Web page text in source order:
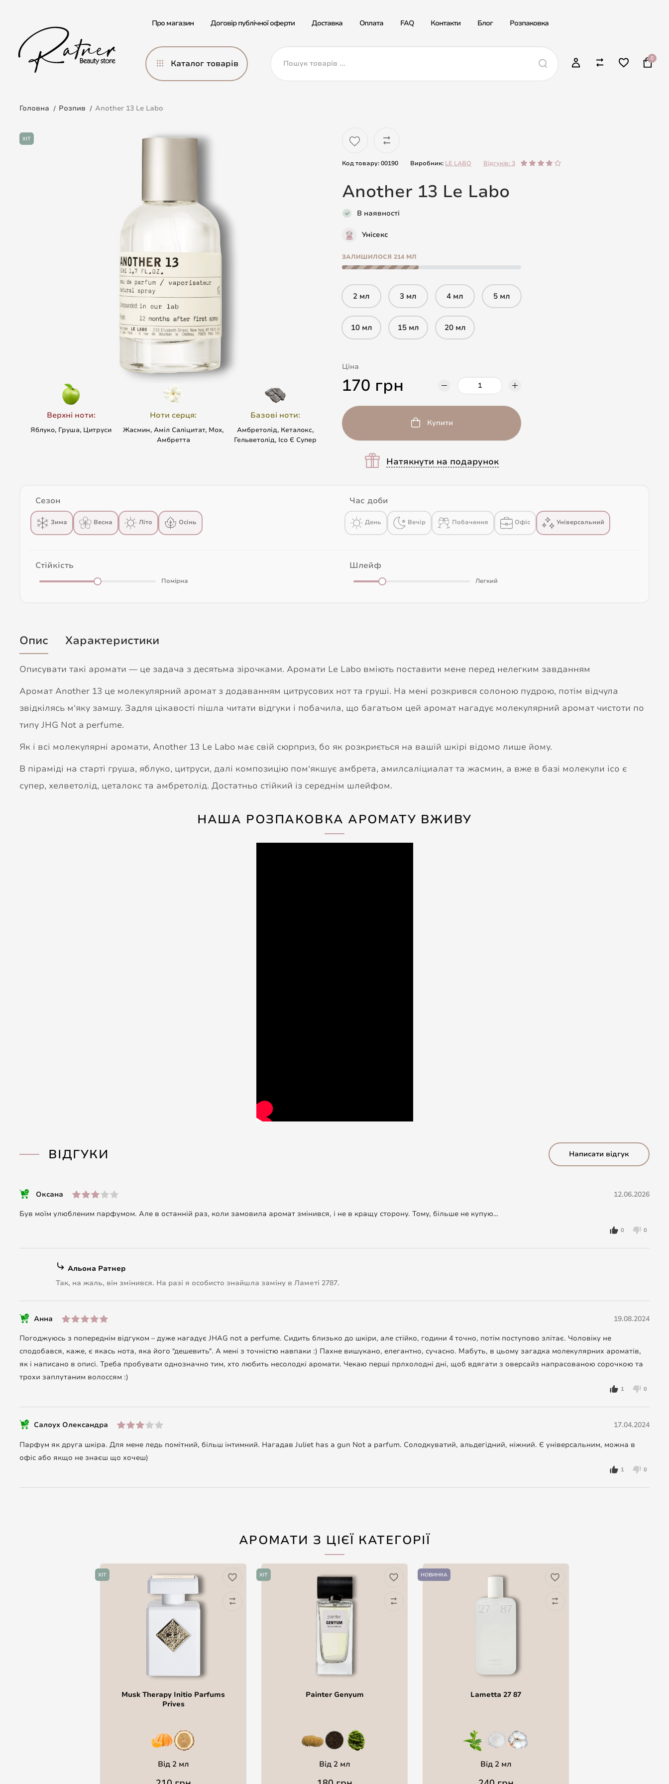
Про магазин Договір публічної оферти Доставка Оплата FAQ Контакти Блог Розпаковка
Каталог товарів 0
Головна Розпив Another 13 Le Labo
ХІТ
Верхні ноти:
Яблуко, Груша, Цитруси
Ноти серця:
Жасмин, Аміл Саліцитат, Мох,
Амбретта
Базові ноти:
Амбретолід, Кеталокс,
Гельветолід, Ісо Є Супер
Код товару: 00190 Виробник: LE LABO Відгуків: 3
Another 13 Le Labo
В наявності
Унісекс
ЗАЛИШИЛОСЯ 214 МЛ
2 мл 3 мл 4 мл 5 мл
10 мл 15 мл 20 мл
Ціна
170 грн
Купити
Натякнути на подарунок
Сезон
Зима Весна Літо Осінь
Час доби
День Вечір Побачення Офіс Універсальний
Стійкість
Помірна
Шлейф
Легкий
Опис Характеристики
Описувати такі аромати — це задача з десятьма зірочками. Аромати Le Labo вміють поставити мене перед нелегким завданням
Аромат Another 13 це молекулярний аромат з додаванням цитрусових нот та груші. На мені розкрився солоною пудрою, потім відчула
звідкілясь м‘яку замшу. Задля цікавості пішла читати відгуки і побачила, що багатьом цей аромат нагадує молекулярний аромат чистоти по
типу JHG Not a perfume.
Як і всі молекулярні аромати, Another 13 Le Labo має свій сюрприз, бо як розкриється на вашій шкірі відомо лише йому.
В піраміді на старті груша, яблуко, цитруси, далі композицію пом‘якшує амбрета, амилсаліциалат та жасмин, а вже в базі молекули ісо є
супер, хелветолід, цеталокс та амбретолід. Достатньо стійкий із середнім шлейфом.
НАША РОЗПАКОВКА АРОМАТУ ВЖИВУ
ВІДГУКИ Написати відгук
Оксана 12.06.2026
Був моїм улюбленим парфумом. Але в останній раз, коли замовила аромат змінився, і не в кращу сторону. Тому, більше не купую…
0 0
Альона Ратнер
Так, на жаль, він змінився. На разі я особисто знайшла заміну в Ламеті 2787.
Анна 19.08.2024
Погоджуюсь з попереднім відгуком – дуже нагадує JHAG not a perfume. Сидить близько до шкіри, але стійко, години 4 точно, потім поступово злітає. Чоловіку не
сподобався, каже, є якась нота, яка його "дешевить". А мені з точністю навпаки :) Пахне вишукано, елегантно, сучасно. Мабуть, в цьому загадка молекулярних ароматів,
як і написано в описі. Треба пробувати однозначно тим, хто любить несолодкі аромати. Чекаю перші прлхолодні дні, щоб вдягати з оверсайз напрасованою сорочкою та
трохи заплутаним волоссям :)
1 0
Салоух Олександра 17.04.2024
Парфум як друга шкіра. Для мене ледь помітний, більш інтимний. Нагадав Juliet has a gun Not a parfum. Солодкуватий, альдегідний, ніжний. Є універсальним, можна в
офіс або якщо не знаєш що хочеш)
1 0
АРОМАТИ З ЦІЄЇ КАТЕГОРІЇ
ХІТ
Musk Therapy Initio Parfums
Prives
Від 2 мл
ХІТ
Painter Genyum
Від 2 мл
НОВИНКА
Lametta 27 87
Від 2 мл